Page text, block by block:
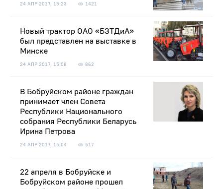
24 АПР 2017, 15:23 1421
Новый трактор ОАО «БЗТДиА»
был представлен на выставке в
Минске
24 АПР 2017, 15:08 862
В Бобруйском районе граждан
принимает член Совета
Республики Национального
собрания Республики Беларусь
Ирина Петрова
24 АПР 2017, 15:04 517
22 апреля в Бобруйске и
Бобруйском районе прошел